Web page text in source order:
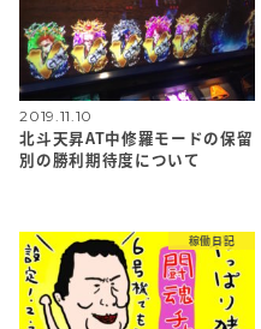
2019.11.10
北斗天昇AT中修羅モードの保留
別の勝利期待度について
稼働日記